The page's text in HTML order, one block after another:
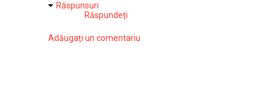
Răspunsuri
Răspundeți
Adăugați un comentariu